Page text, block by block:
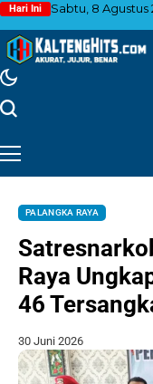
Hari Ini Sabtu, 8 Agustus
PALANGKA RAYA
Raya
46
30 Juni 2026